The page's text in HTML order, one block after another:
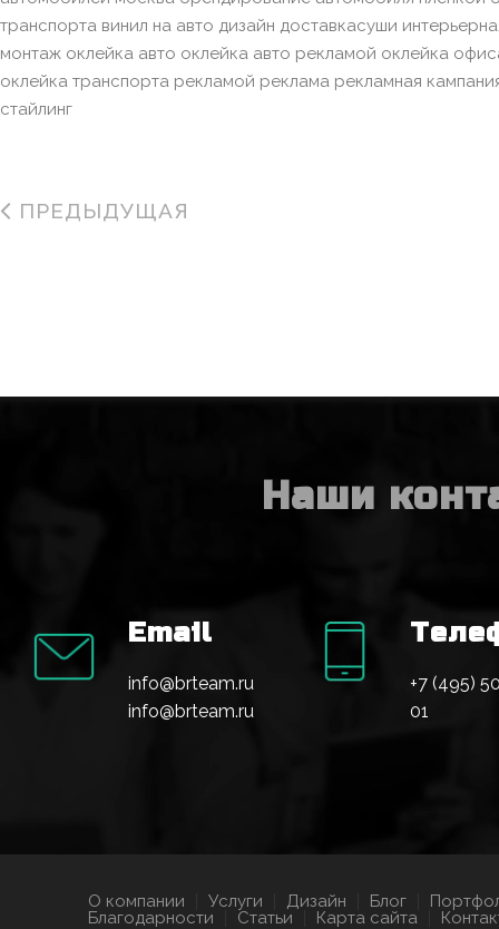
транспорта винил на авто дизайн доставкасуши
монтаж оклейка авто оклейка авто рекламой оклейка
оклейка транспорта рекламой реклама рекламная
стайлинг
ПРЕДЫДУЩАЯ
Наши
Email
info@brteam.ru
info@brteam.ru
+7 (495)
01
О компании Услуги Дизайн Блог
Благодарности
Статьи Карта сайта